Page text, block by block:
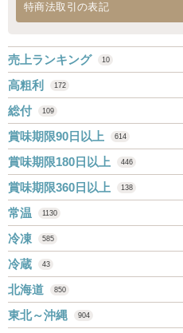
特商法取引の表記
売上ランキング 10
高粗利 172
総付 109
賞味期限90日以上 614
賞味期限180日以上 446
賞味期限360日以上 138
常温 1130
冷凍 585
冷蔵 43
北海道 850
東北～沖縄 904